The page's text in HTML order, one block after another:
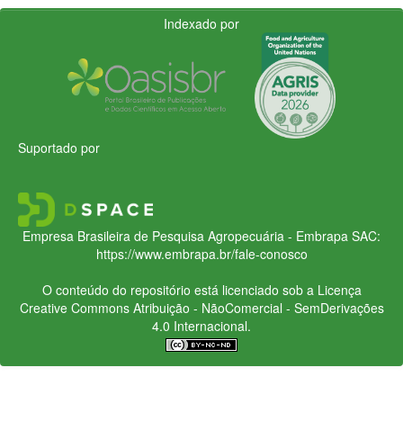
Indexado por
Suportado por
Empresa Brasileira de Pesquisa Agropecuária - Embrapa SAC:
https://www.embrapa.br/fale-conosco
O conteúdo do repositório está licenciado sob a Licença
Creative CommonsAtribuição - NãoComercial - SemDerivações
4.0 Internacional.